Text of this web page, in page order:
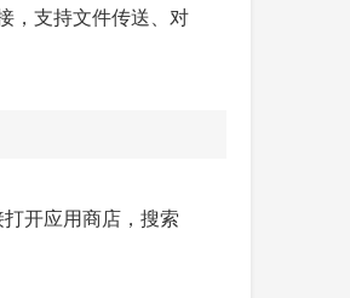
，支持文件传送、对
开应用商店，搜索